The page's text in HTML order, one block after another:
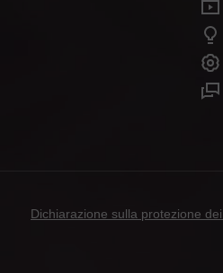
Dichiarazione sulla protezione